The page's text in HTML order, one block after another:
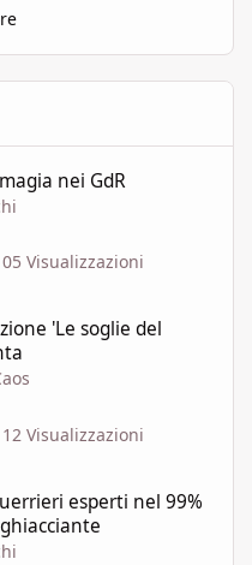
nei GdR
Visualizzazioni
'Le soglie del
Visualizzazioni
esperti nel 99%